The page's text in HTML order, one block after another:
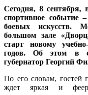
Сегодня, 8 сентября,
спортивное событие
боевых искусств.
большом зале
старт новому
годов. Об этом в
губернатор Георгий
По его словам, гостей
ждет яркая и